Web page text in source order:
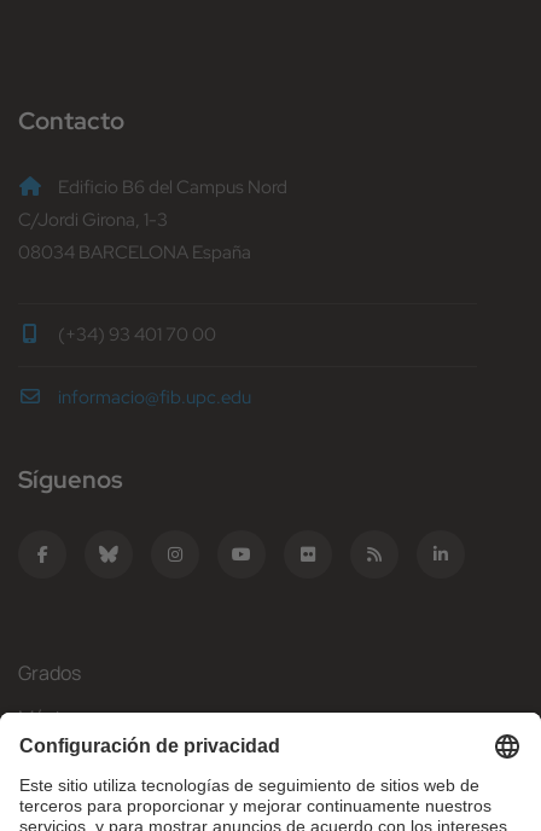
Contacto
Edificio B6 del Campus Nord
C/Jordi Girona, 1-3
08034 BARCELONA España
(+34) 93 401 70 00
informacio@fib.upc.edu
Síguenos
Grados
Másteres
Movilidad Internacional
Investigación